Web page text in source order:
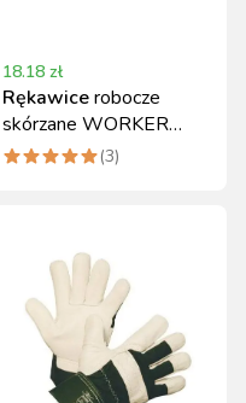
18.18 zł
Rękawicerobocze
skórzane WORKER
rozmiar 9 Kerbl
(3)